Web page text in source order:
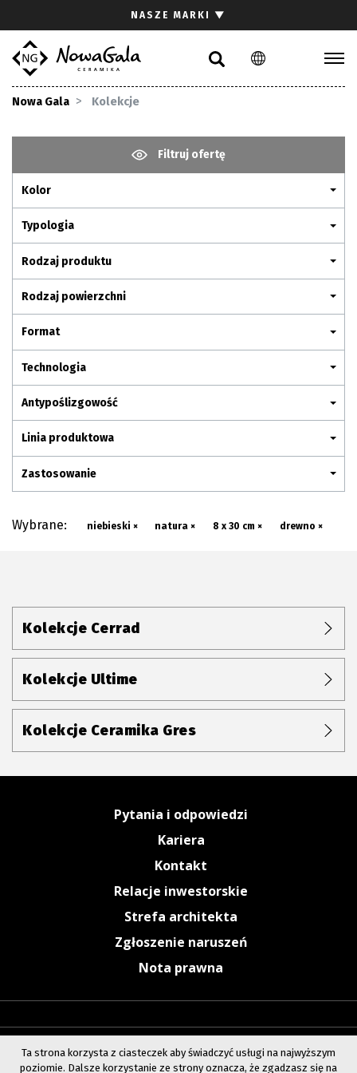
PL EN
NASZE MARKI ▼
Nowa Gala Kolekcje
Filtruj ofertę
Kolor
Typologia
Rodzaj produktu
Rodzaj powierzchni
Format
Technologia
Antypoślizgowość
Linia produktowa
Zastosowanie
Wybrane: niebieski × natura × 8 x 30 cm × drewno ×
Kolekcje Cerrad
Kolekcje Ultime
Kolekcje Ceramika Gres
Pytania i odpowiedzi
Kariera
Kontakt
Relacje inwestorskie
Strefa architekta
Zgłoszenie naruszeń
Nota prawna
Gdzie kupić
Pliki do pobrania
Pytania i odpowiedzi
Kariera
Kontakt
Komunikacja z akcjonariuszami
Ta strona korzysta z ciasteczek aby świadczyć usługi na najwyższym
poziomie. Dalsze korzystanie ze strony oznacza, że zgadzasz się na